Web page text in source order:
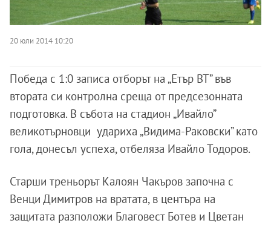
20 юли 2014 10:20
Победа с 1:0 записа отборът на „Етър ВТ” във
втората си контролна среща от предсезонната
подготовка. В събота на стадион „Ивайло”
великотърновци удариха „Видима-Раковски” като
гола, донесъл успеха, отбеляза Ивайло Тодоров.
Старши треньорът Калоян Чакъров започна с
Венци Димитров на вратата, в центъра на
защитата разположи Благовест Ботев и Цветан